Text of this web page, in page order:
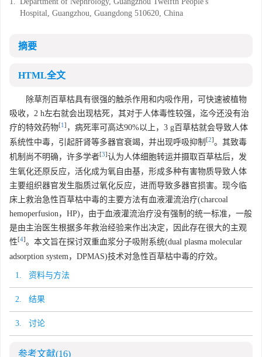
Hospital, Guangzhou, Guangdong 510620, China
摘要
HTML全文
除草剂百草枯具有很强的触杀作用和内吸作用，可快速被植物
吸收，2 h左右就会出现枯死，其对于人体毒性较强，迄今还没有治
疗的特效药物[1 ] ，病死率可高达90%以上，3 g百草枯就会导致人体
系统性中毒，引起肝肾等多器官衰竭，并出现呼吸抑制 [2]。其致毒
机制尚不明确，许多学者[3]认为人体细胞转运并摄取百草枯后，发
生氧化还原反应，活化成为氧自由基，形成多种有害物质导致人体
主要组织器官发生脂质过氧化反应，进而导致多器官损害。现今临
床上救治急性百草枯中毒的主要方法有血液灌流治疗(charcoal
hemoperfusion，HP)，由于血液灌流治疗没有强制的统一标准，一般
是由主治医生根据多年救治经验来作出决定，因此存在很大的主观
性[4]。本文旨在探讨双重血浆分子吸附系统(dual plasma molecular
adsorption system，DPMAS)技术对急性百草枯中毒的疗效。
1. 资料与方法
2. 结果
3. 讨论
参考文献(16)